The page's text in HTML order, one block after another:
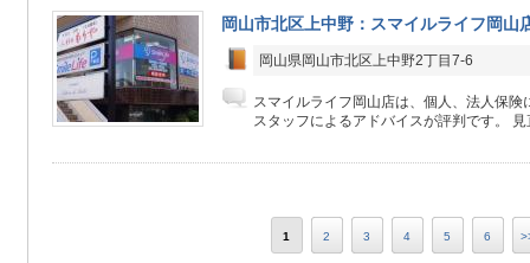
岡山市北区上中野：スマイルライフ岡山
岡山県岡山市北区上中野2丁目7-6
スマイルライフ岡山店は、個人、法人保
スタッフによるアドバイスが評判です。
1 2 3 4 5 6